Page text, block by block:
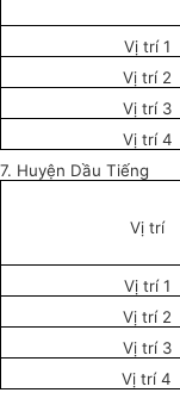
Vị trí 1
Vị trí 2
Vị trí 3
Vị trí 4
7. Huyện Dầu Tiếng
Vị trí
Vị trí 1
Vị trí 2
Vị trí 3
Vị trí 4